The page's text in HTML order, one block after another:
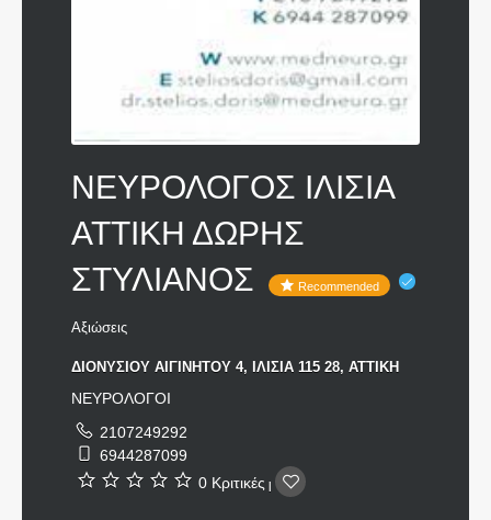
ΝΕΥΡΟΛΟΓΟΣ ΙΛΙΣΙΑ
ΑΤΤΙΚΗ ΔΩΡΗΣ
ΣΤΥΛΙΑΝΟΣ
Recommended
Αξιώσεις
ΔΙΟΝΥΣΙΟΥ ΑΙΓΙΝΗΤΟΥ 4, ΙΛΙΣΙΑ 115 28, ΑΤΤΙΚΗ
ΝΕΥΡΟΛΟΓΟΙ
2107249292
6944287099
0 Κριτικές |